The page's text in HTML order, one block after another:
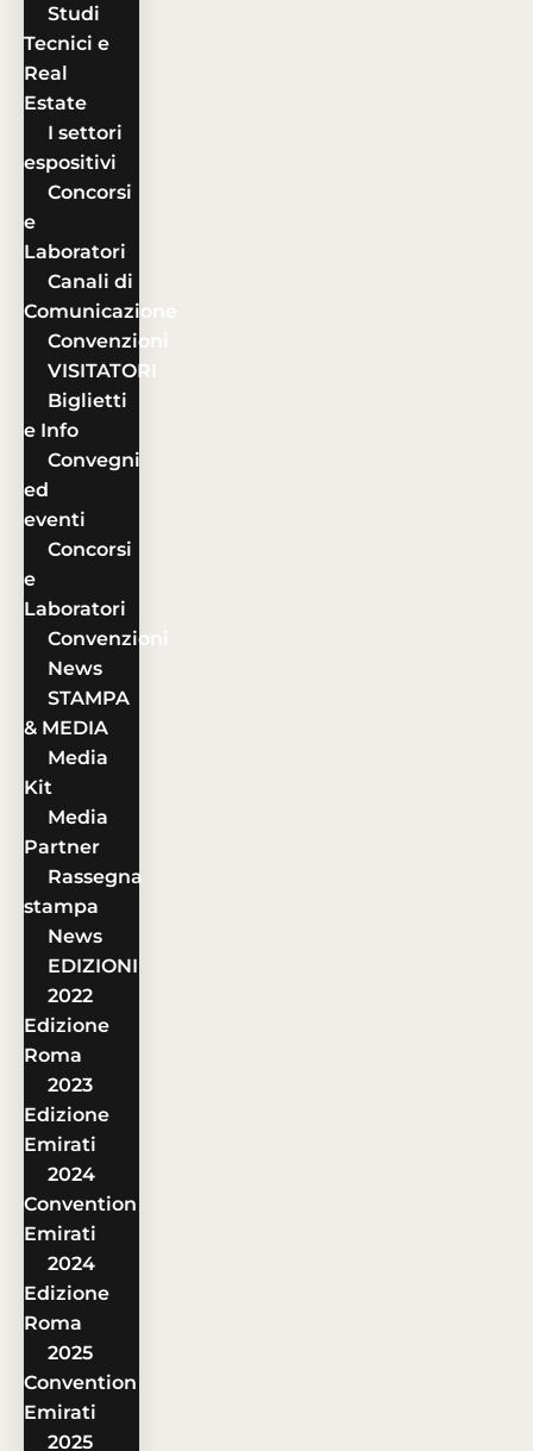
Studi
Tecnici e
Real
Estate
I settori
espositivi
Concorsi
e
Laboratori
Canali di
Comunicazione
Convenzioni
VISITATORI
Biglietti
e Info
Convegni
ed
eventi
Concorsi
e
Laboratori
Convenzioni
News
STAMPA
& MEDIA
Media
Kit
Media
Partner
Rassegna
stampa
News
EDIZIONI
2022
Edizione
Roma
2023
Edizione
Emirati
2024
Convention
Emirati
2024
Edizione
Roma
2025
Convention
Emirati
2025